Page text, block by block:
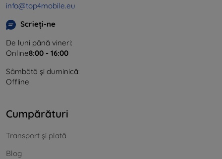
info@top4mobile.eu
Scrieți-ne
De luni până vineri:
Online8:00 - 16:00
Sâmbătă și duminică:
Offline
Cumpărături
Transport și plată
Blog